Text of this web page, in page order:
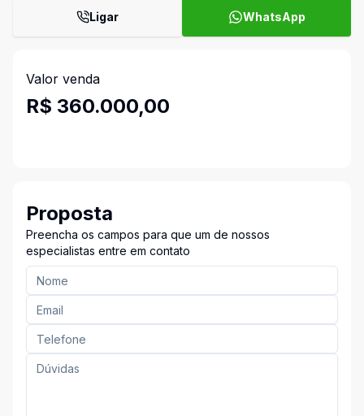
Ligar WhatsApp
Valor venda
R$ 360.000,00
Proposta
Preencha os campos para que um de nossos
especialistas entre em contato